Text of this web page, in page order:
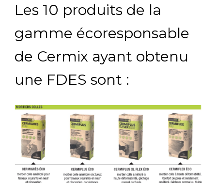
Les 10 produits de la
gamme écoresponsable
de Cermix ayant obtenu
une FDES sont :